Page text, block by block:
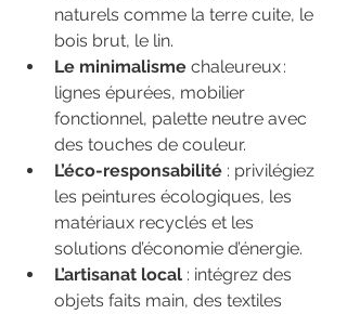
naturels comme la terre cuite, le
bois brut, le lin.
Le minimalisme chaleureux :
lignes épurées, mobilier
fonctionnel, palette neutre avec
des touches de couleur.
L’éco-responsabilité : privilégiez
les peintures écologiques, les
matériaux recyclés et les
solutions d’économie d’énergie.
L’artisanat local : intégrez des
objets faits main, des textiles